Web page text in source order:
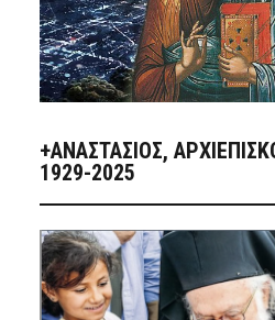
+ΑΝΑΣΤΆΣΙΟΣ,
1929-2025